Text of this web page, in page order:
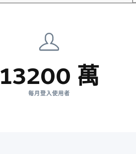
13200 萬
每月登入使用者